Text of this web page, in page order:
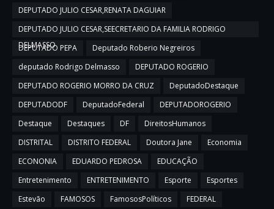
DEPUTADO JULIO CESAR,RENATA DAGUIAR
DEPUTADO JULIO CESAR,SEECRETARIO DA FAMILIA RODRIGO
DELMASSO
DEPUTADO PEPA
Deputado Roberio Negreiros
deputado Rodrigo Delmasso
DEPUTADO ROGERIO
DEPUTADO ROGERIO MORRO DA CRUZ
DeputadoDestaque
DEPUTADODF
DeputadoFederal
DEPUTADOROGERIO
Destaque
Destaques DF
DireitosHumanos
DISTRITAL
DISTRITO FEDERAL Doutora Jane
Economia
ECONONIA
EDUARDO PEDROSA
EDUCAÇÃO
Entretenimento
ENTRETENIMENTO Esporte
Esportes
Estevão
FAMOSOS FamososPolíticos
FEDERAL